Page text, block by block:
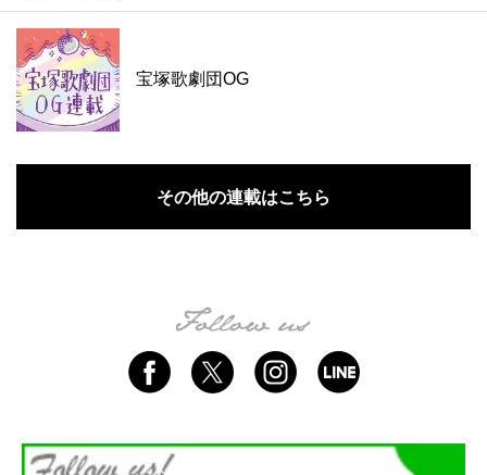
宝塚歌劇団OG
その他の連載はこちら